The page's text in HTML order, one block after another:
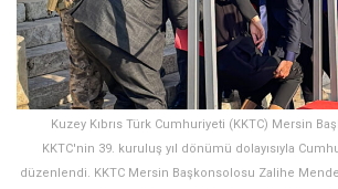
Kuzey Kıbrıs Türk Cumhuriyeti (KKTC) Mersin
KKTC'nin 39. kuruluş yıl dönümü dolayısıyla
düzenlendi. KKTC Mersin Başkonsolosu Zalihe